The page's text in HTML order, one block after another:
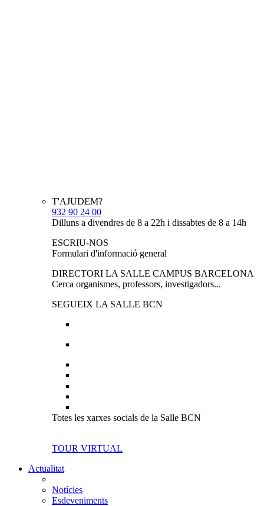
T'AJUDEM?
932 90 24 00
Dilluns a divendres de 8 a 22h i dissabtes de 8 a 14h
ESCRIU-NOS
Formulari d'informació general
DIRECTORI LA SALLE CAMPUS BARCELONA
Cerca organismes, professors, investigadors...
SEGUEIX LA SALLE BCN
Totes les xarxes socials de la Salle BCN
TOUR VIRTUAL
Actualitat
Notícies
Esdeveniments